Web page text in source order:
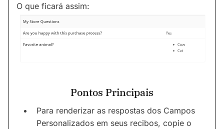
O que ficará assim:
Pontos Principais
Para renderizar as respostas dos Campos
Personalizados em seus recibos, copie o